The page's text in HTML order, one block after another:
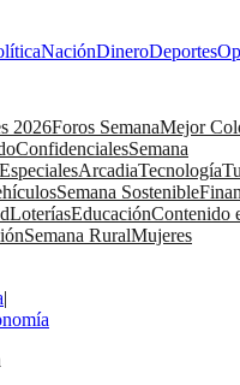
NaciónDineroDeportes
2026Foros SemanaMejor
ConfidencialesSemana
EspecialesArcadiaTecnología
Semana Sostenible
LoteríasEducaciónContenido
Semana RuralMujeres
|